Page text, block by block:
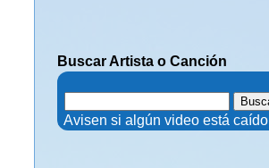
Buscar Artista o Canción
. Avisen si algún video está caído